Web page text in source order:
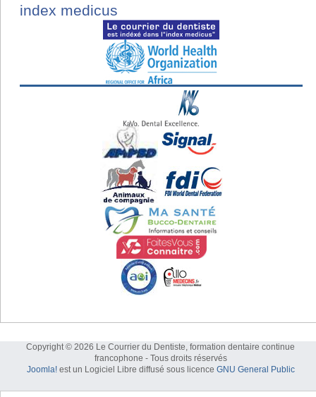
index medicus
Copyright © 2026 Le Courrier du Dentiste, formation dentaire continue
francophone - Tous droits réservés
Joomla!est un Logiciel Libre diffusé sous licence GNU General Public